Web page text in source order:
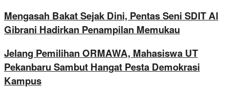
Mengasah Bakat Sejak Dini, Pentas Seni SDIT Al
Gibrani Hadirkan Penampilan Memukau
Jelang Pemilihan ORMAWA, Mahasiswa UT
Pekanbaru Sambut Hangat Pesta Demokrasi
Kampus